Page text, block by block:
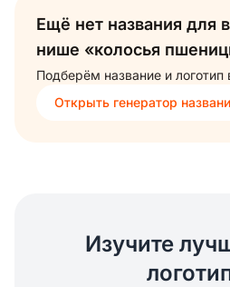
Ещё нет названия для
нише «колосья
Подберём название и логотип
Открыть генератор
Изучите